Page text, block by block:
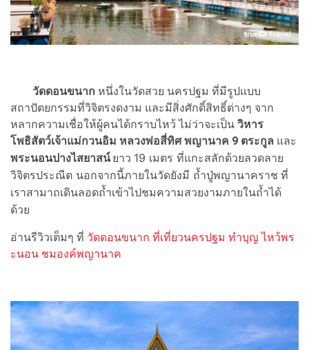
วัดดอนขนาก หนึ่งในวัดสวย นครปฐม ที่มีรูปแบบ
สถาปัตยกรรมที่วิจิตรงดงาม และมีสิ่งศักดิ์สิทธิ์ต่างๆ จาก
หลากความเชื่อให้ผู้คนได้กราบไหว้ ไม่ว่าจะเป็น วิหาร
โพธิสัตว์เจ้าแม่กวนอิม หลวงพ่อสี่ทิศ พญานาค 9 ตระกูล และ
พระนอนปางไสยาสน์ยาว 19 เมตร ที่แกะสลักด้วยลวดลาย
วิจิตรประณีต นอกจากนี้ภายในวัดยังมี ถ้ำปู่พญานาคราช ที่
เราสามาถเดินลอดถ้ำเข้าไปชมความสวยงามภายในถ้ำได้
ด้วย
อ่านรีวิวเต็มๆ ที่ วัดดอนขนาก ที่เที่ยวนครปฐม ทำบุญ ไหว้พร
ะนอน ชมองค์พญานาค